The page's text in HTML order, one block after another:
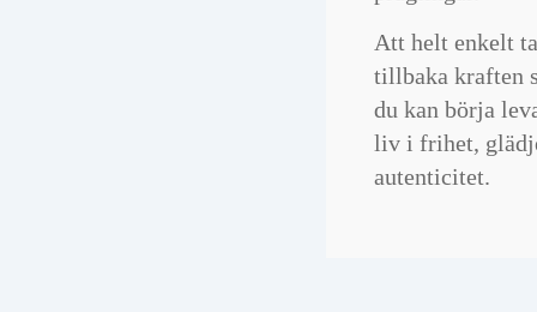
Att helt enkelt ta
tillbaka kraften
du kan börja
liv i frihet,
autenticitet.